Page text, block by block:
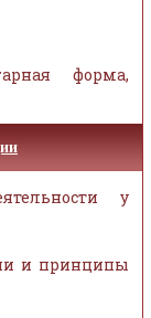
форма,
у
и принципы